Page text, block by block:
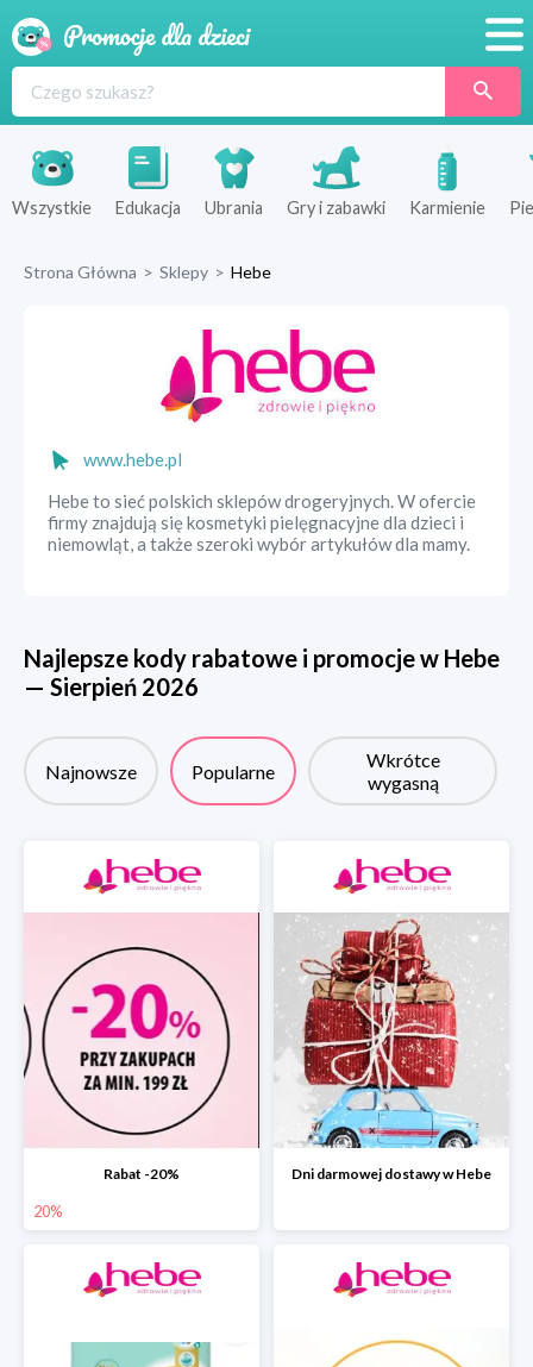
Produkty
Sklepy
Wszystkie Edukacja Ubrania Gry i zabawki Karmienie
Strona Główna > Sklepy > Hebe
www.hebe.pl
Hebe to sieć polskich sklepów drogeryjnych. W ofercie
firmy znajdują się kosmetyki pielęgnacyjne dla dzieci i
niemowląt, a także szeroki wybór artykułów dla mamy.
Najlepsze kody rabatowe i promocje w Hebe
— Sierpień 2026
Najnowsze Popularne
Wkrótce
wygasną
Rabat -20%
20%
Dni darmowej dostawy w Hebe